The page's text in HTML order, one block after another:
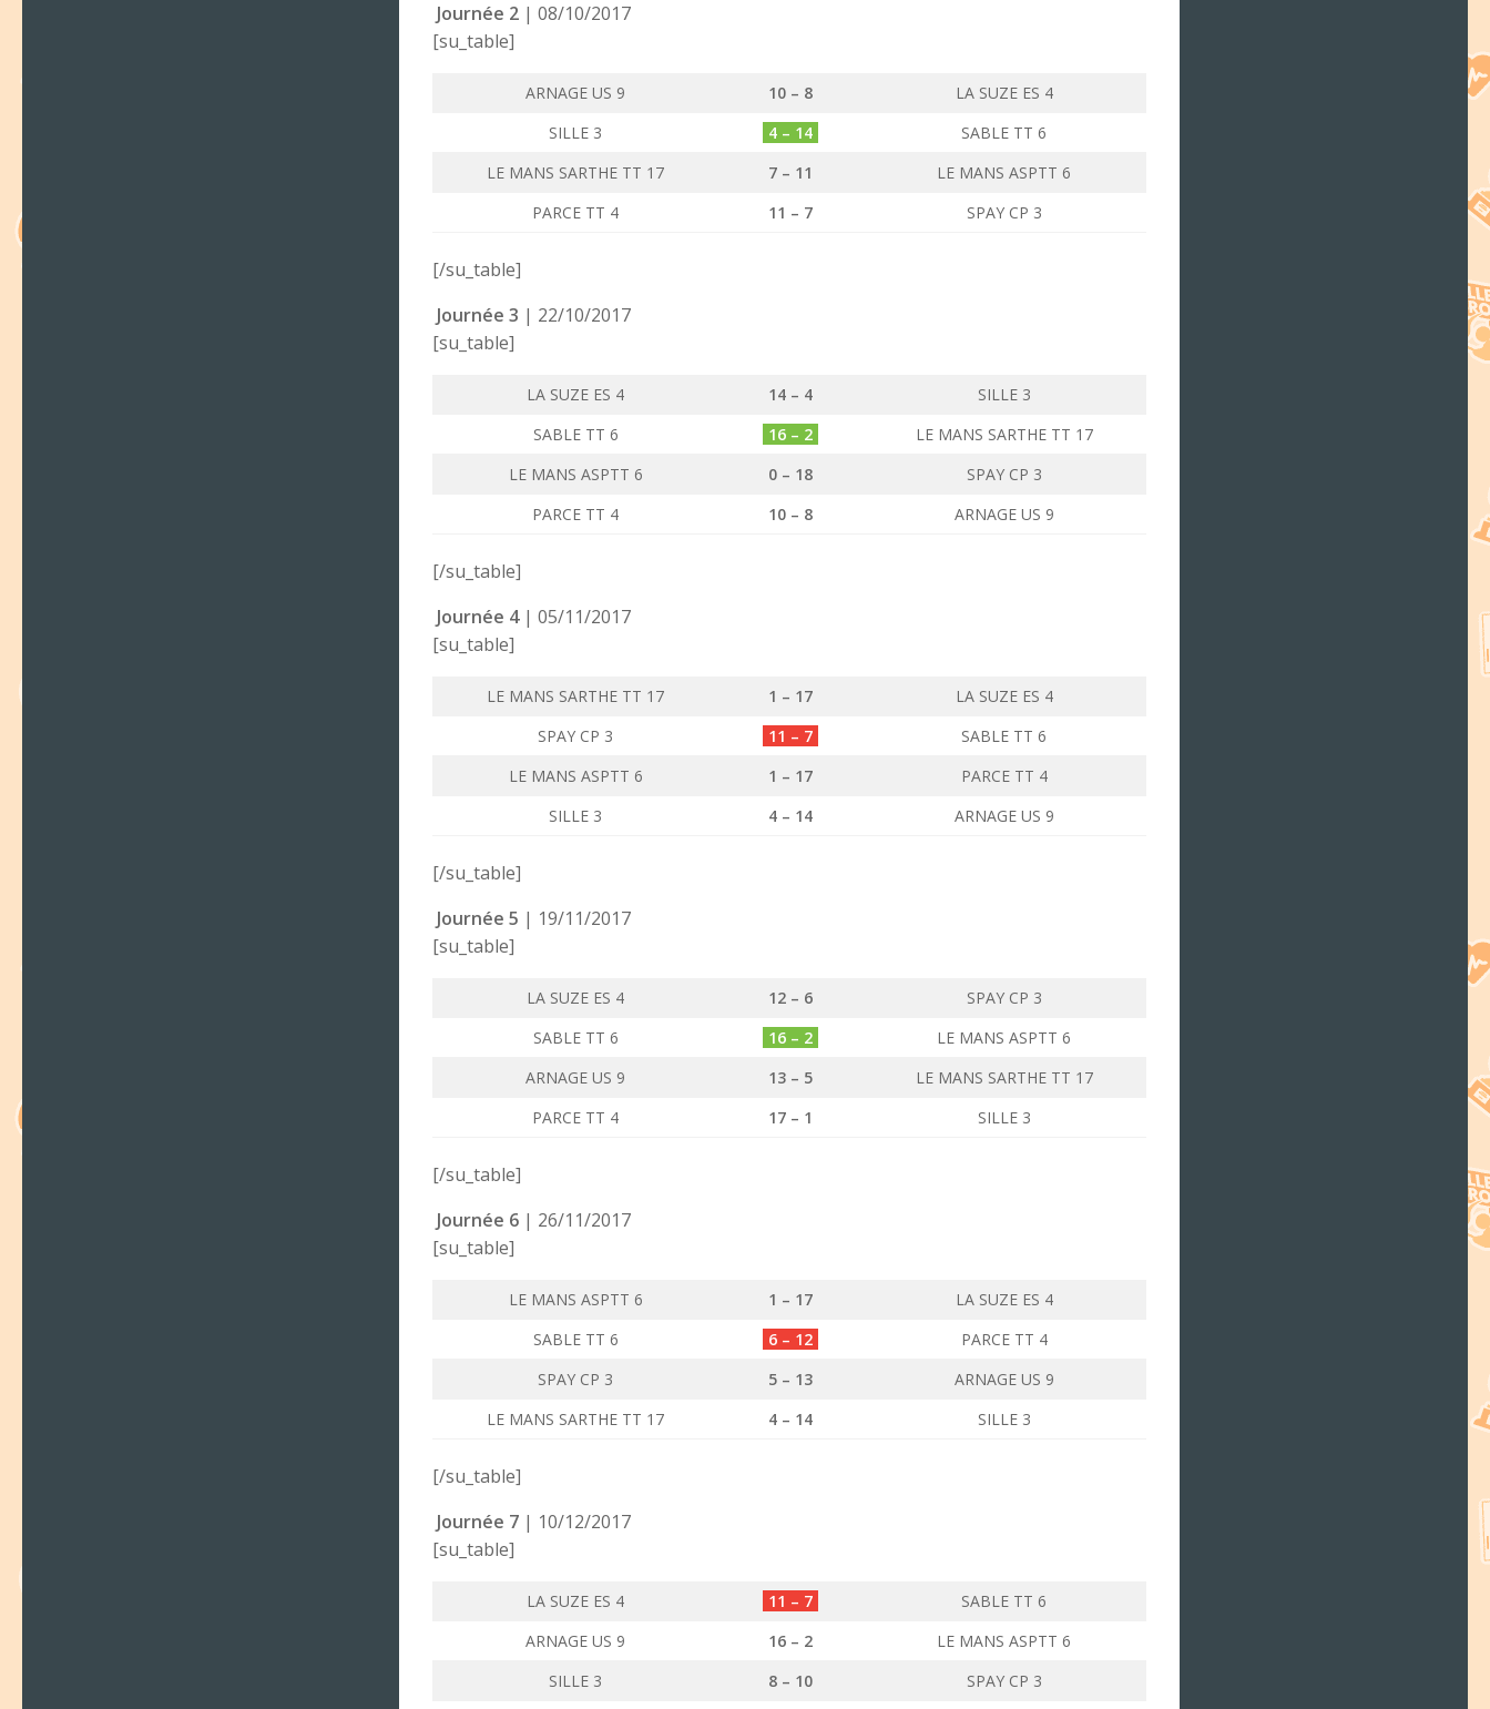
Journée 2 | 08/10/2017
[su_table]
ARNAGE US 9 10 – 8
LA SUZE ES 4
SILLE 3
4 – 14
SABLE TT 6
LE MANS SARTHE TT 17
7 – 11
LE MANS ASPTT 6
PARCE TT 4
11 – 7 SPAY CP 3
[/su_table]
Journée 3 | 22/10/2017
[su_table]
LA SUZE ES 4 14 – 4
SILLE 3
SABLE TT 6
16 – 2
LE MANS SARTHE TT 17
LE MANS ASPTT 6
0 – 18
SPAY CP 3
PARCE TT 4
10 – 8 ARNAGE US 9
[/su_table]
Journée 4| 05/11/2017
[su_table]
LE MANS SARTHE TT 17 1 – 17
LA SUZE ES 4
SPAY CP 3
11 – 7
SABLE TT 6
LE MANS ASPTT 6
1 – 17
PARCE TT 4
SILLE 3
4 – 14 ARNAGE US 9
[/su_table]
Journée 5 | 19/11/2017
[su_table]
LA SUZE ES 4 12 – 6
SPAY CP 3
SABLE TT 6
16 – 2
LE MANS ASPTT 6
ARNAGE US 9
13 – 5
LE MANS SARTHE TT 17
PARCE TT 4
17 – 1 SILLE 3
[/su_table]
Journée 6 | 26/11/2017
[su_table]
LE MANS ASPTT 6 1 – 17
LA SUZE ES 4
SABLE TT 6
6 – 12
PARCE TT 4
SPAY CP 3
5 – 13
ARNAGE US 9
LE MANS SARTHE TT 17
4 – 14 SILLE 3
[/su_table]
Journée 7 | 10/12/2017
[su_table]
LA SUZE ES 4 11 – 7
SABLE TT 6
ARNAGE US 9
16 – 2
LE MANS ASPTT 6
SILLE 3
8 – 10
SPAY CP 3